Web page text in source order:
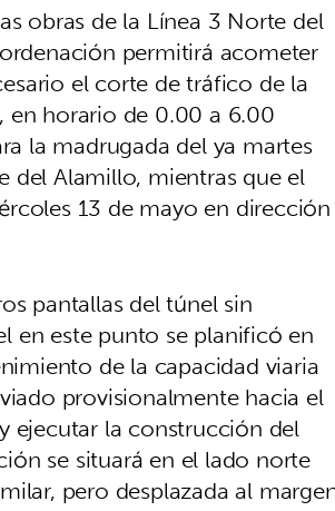
obras de la Línea 3 Norte del
permitirá acometer
el corte de tráfico de la
en horario de 0.00 a 6.00
la madrugada del ya martes
del Alamillo, mientras que el
13 de mayo en dirección
pantallas del túnel sin
en este punto se planificó en
de la capacidad viaria
provisionalmente hacia el
ejecutar la construcción del
se situará en el lado norte
pero desplazada al